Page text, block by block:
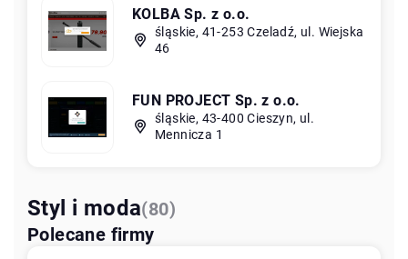
KOLBA Sp. z o.o.
śląskie, 41-253 Czeladź, ul. Wiejska
46
FUN PROJECT Sp. z o.o.
śląskie, 43-400 Cieszyn, ul.
Mennicza 1
Styl i moda(80)
Polecane firmy